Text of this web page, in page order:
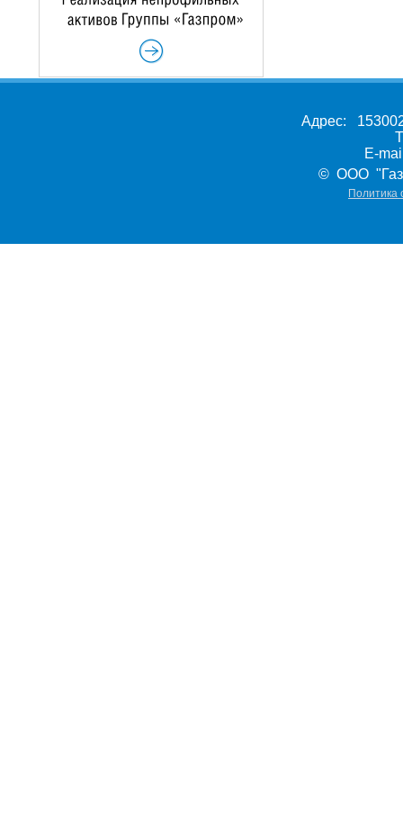
Адрес:
E-
© ООО
Политика